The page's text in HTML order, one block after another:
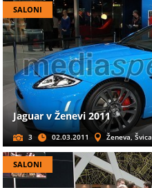
SALONI
Jaguar v Ženevi 2011
3 02.03.2011 Ženeva, Švica
SALONI